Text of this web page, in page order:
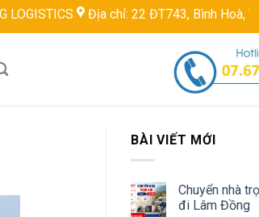
Địa chỉ: 22 ĐT743, Bình Hoà, Thuận An, Bình
BÀI VIẾT MỚI
Chuyển nhà
đi Lâm Đồng